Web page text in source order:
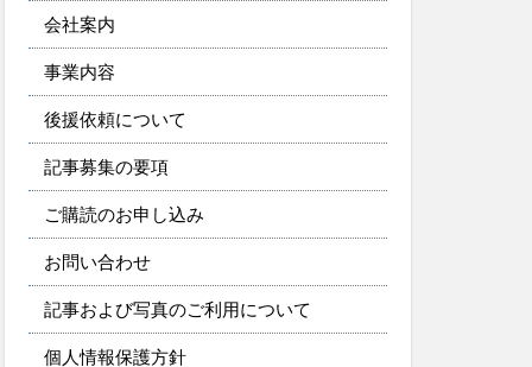
会社案内
事業内容
後援依頼について
記事募集の要項
ご購読のお申し込み
お問い合わせ
記事および写真のご利用について
個人情報保護方針